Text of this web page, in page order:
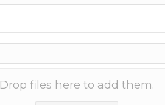
Drop files here to add them.